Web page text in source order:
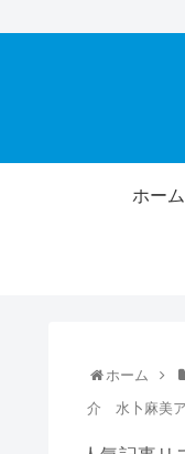
ホーム
ホーム
介 水卜麻美ア